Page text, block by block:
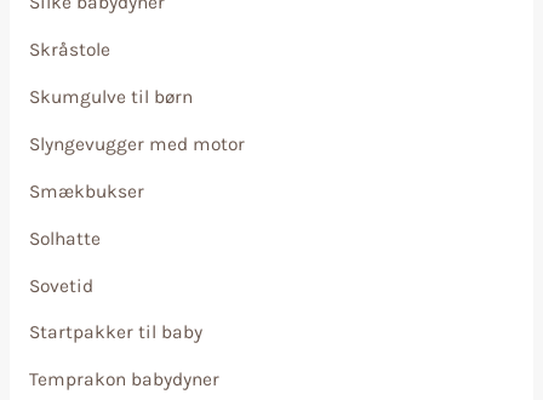
Skråstole
Skumgulve til børn
Slyngevugger med motor
Smækbukser
Solhatte
Sovetid
Startpakker til baby
Temprakon babydyner